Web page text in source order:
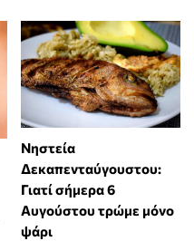
Νηστεία
Δεκαπενταύγουστου:
Γιατί σήμερα 6
Αυγούστου τρώμε μόνο
ψάρι